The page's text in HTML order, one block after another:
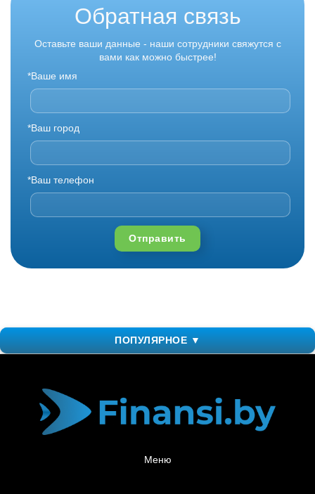
Обратная связь
Оставьте ваши данные - наши сотрудники свяжутся с
вами как можно быстрее!
*Ваше имя
*Ваш город
*Ваш телефон
Отправить
ПОПУЛЯРНОЕ ▼
Меню